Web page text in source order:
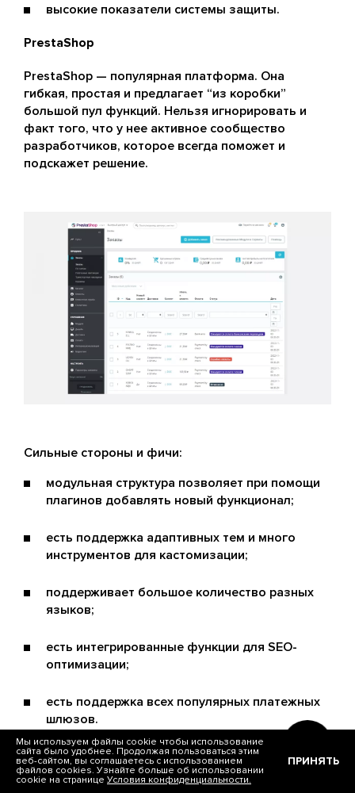
Мы используем файлы cookie чтобы использование
сайта было удобнее. Продолжая пользоваться этим
веб-сайтом, вы соглашаетесь с использованием
файлов cookies. Узнайте больше об использовании
cookie на странице Условия конфиденциальности.
ПРИНЯТЬ
высокие показатели системы защиты.
PrestaShop
PrestaShop — популярная платформа. Она
гибкая, простая и предлагает “из коробки”
большой пул функций. Нельзя игнорировать и
факт того, что у нее активное сообщество
разработчиков, которое всегда поможет и
подскажет решение.
Сильные стороны и фичи:
модульная структура позволяет при помощи
плагинов добавлять новый функционал;
есть поддержка адаптивных тем и много
инструментов для кастомизации;
поддерживает большое количество разных
языков;
есть интегрированные функции для SEO-
оптимизации;
есть поддержка всех популярных платежных
шлюзов.
Drupal + Drupal Commerce
Drupal с модулем Drupal Commerce —